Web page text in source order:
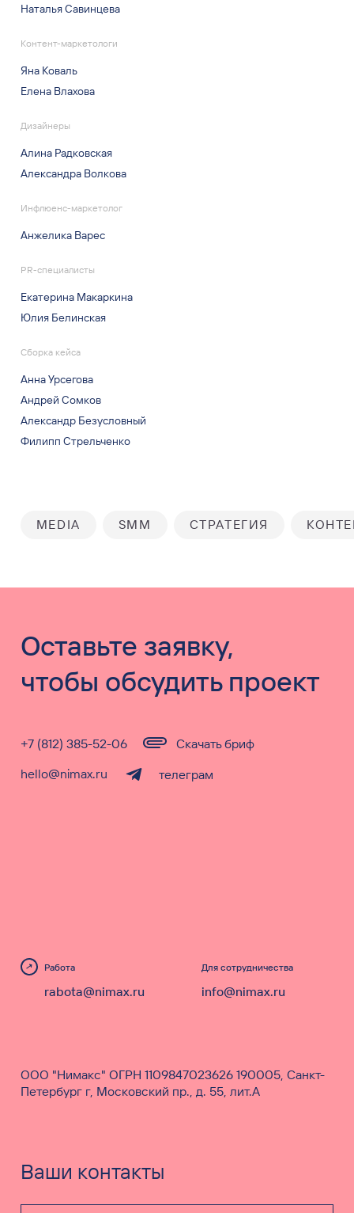
Наталья Савинцева
Контент-маркетологи
Яна Коваль
Елена Влахова
Дизайнеры
Алина Радковская
Александра Волкова
Инфлюенс-маркетолог
Анжелика Варес
PR-специалисты
Екатерина Макаркина
Юлия Белинская
Сборка кейса
Анна Урсегова
Андрей Сомков
Александр Безусловный
Филипп Стрельченко
MEDIA SMM СТРАТЕГИЯ
Оставьте заявку,
чтобы обсудить проект
hello@nimax.ru
+7 (812) 385-52-06
телеграм
Скачать бриф
Работа
rabota@nimax.ru
Для сотрудничества
info@nimax.ru
ООО "Нимакс" ОГРН 1109847023626 190005, Санкт-
Петербург г, Московский пр., д. 55, лит.А
Ваши контакты